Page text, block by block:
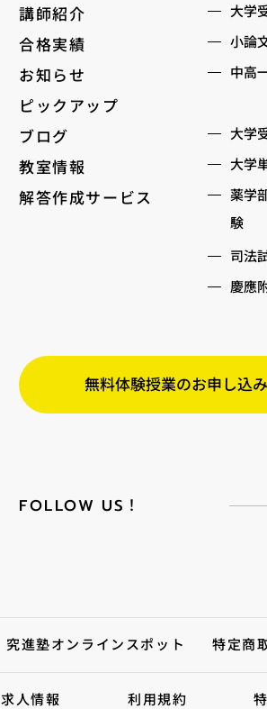
講師紹介
合格実績
お知らせ
ピックアップ
ブログ
教室情報
解答作成サービス
大学
小論
中高
大学
大学
薬学
験
司法
慶應
無料体験授業のお申し込み
FOLLOW US！
究進塾オンラインスポット 特定商
求人情報 利用規約